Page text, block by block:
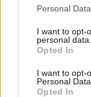
Please note that
not limited to your
grant or deny
use your data for
consent section.
Personal
I want to opt-
personal data.
Opted In
I want to opt-
Personal Data.
Opted In
"width":"470",